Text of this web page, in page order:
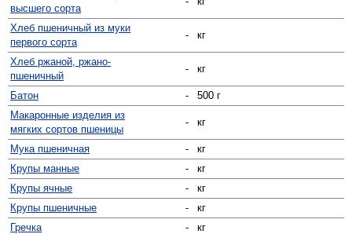
высшего сорта
Хлеб пшеничный из муки
первого сорта
- кг
Хлеб ржаной, ржано-
пшеничный
- кг
Батон -
500 г
Макаронные изделия из
мягких сортов пшеницы
- кг
Мука пшеничная -
кг
Крупы манные
-
кг
Крупы ячные
-
кг
Крупы пшеничные
-
кг
Гречка
-
кг